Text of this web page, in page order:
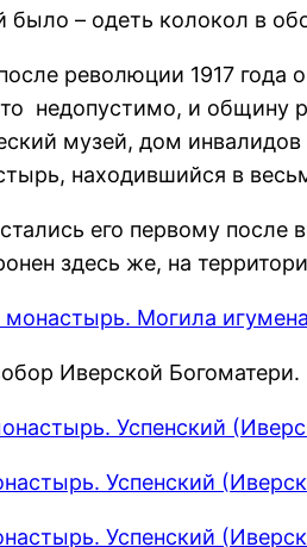
– одеть колокол в
революции 1917 года
недопустимо, и
музей, дом
находившийся в
его первому
здесь же, на
Иверской Богоматери.